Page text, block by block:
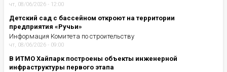
чт, 08/06/2026 - 12:00
Детский сад с бассейном откроют на территории
предприятия «Ручьи»
Информация Комитета по строительству
чт, 08/06/2026 - 09:00
В ИТМО Хайпарк построены объекты инженерной
инфраструктуры первого этапа